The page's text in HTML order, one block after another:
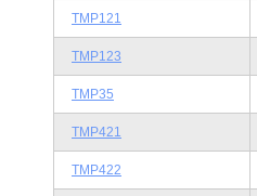
TMP121
TMP123
TMP35
TMP421
TMP422